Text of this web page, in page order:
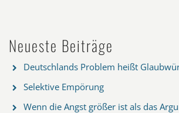
Neueste Beiträge
Deutschlands Problem heißt
Selektive Empörung
Wenn die Angst größer ist als das